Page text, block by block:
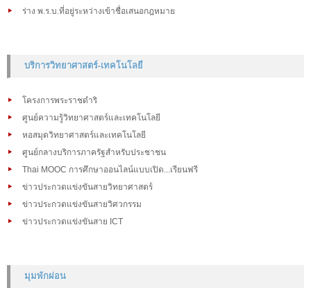
ร่าง พ.ร.บ.ที่อยู่ระหว่างเข้าชื่อเสนอกฎหมาย
บริการวิทยาศาสตร์-เทคโนโลยี
โครงการพระราชดำริ
ศูนย์ความรู้วิทยาศาสตร์และเทคโนโลยี
หอสมุดวิทยาศาสตร์และเทคโนโลยี
ศูนย์กลางบริการภาครัฐสำหรับประชาชน
Thai MOOC การศึกษาออนไลน์แบบเปิด...เรียนฟรี
ข่าวประกวดแข่งขันสายวิทยาศาสตร์
ข่าวประกวดแข่งขันสายวิศวกรรม
ข่าวประกวดแข่งขันสาย ICT
มุมพักผ่อน